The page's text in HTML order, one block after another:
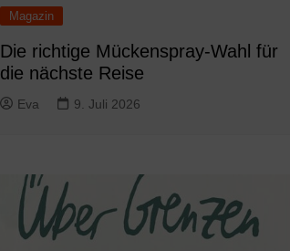
Magazin
Die richtige Mückenspray-Wahl für
die nächste Reise
Eva 9. Juli 2026